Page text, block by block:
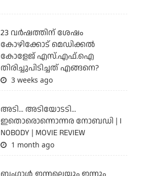
23 വർഷത്തിന് ശേഷം
കോഴിക്കോട് മെഡിക്കൽ
കോളേജ് എസ്.എഫ്.ഐ
തിരിച്ചുപിടിച്ചത് എങ്ങനെ?
3 weeks ago
അടി... അടിയോടടി...
ഇതൊരൊന്നൊന്നര നോബഡി | I
NOBODY | MOVIE REVIEW
1 month ago